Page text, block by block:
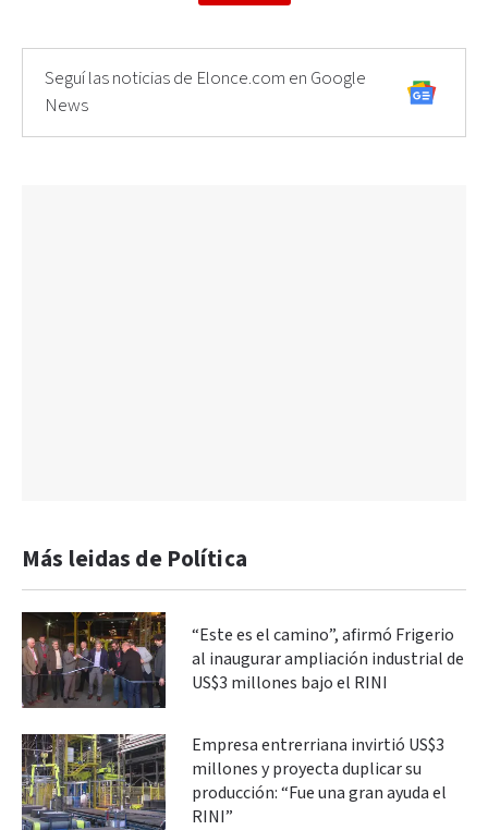
Seguí las noticias de Elonce.com en Google
News
Más leidas de Política
“Este es el camino”, afirmó Frigerio
al inaugurar ampliación industrial de
US$3 millones bajo el RINI
Empresa entrerriana invirtió US$3
millones y proyecta duplicar su
producción: “Fue una gran ayuda el
RINI”